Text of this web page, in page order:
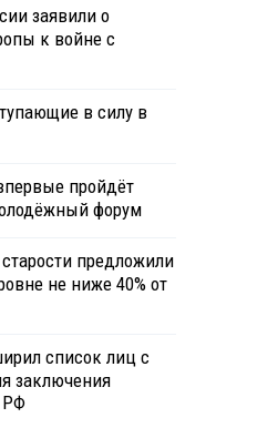
заявили о
к войне с
в силу в
пройдёт
форум
предложили
не ниже 40% от
список лиц с
заключения
РФ